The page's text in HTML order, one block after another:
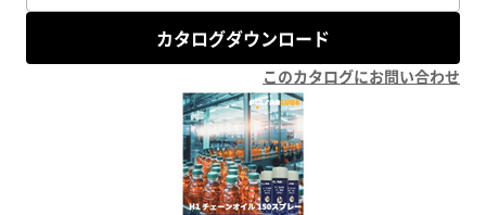
カタログダウンロード
このカタログにお問い合わせ